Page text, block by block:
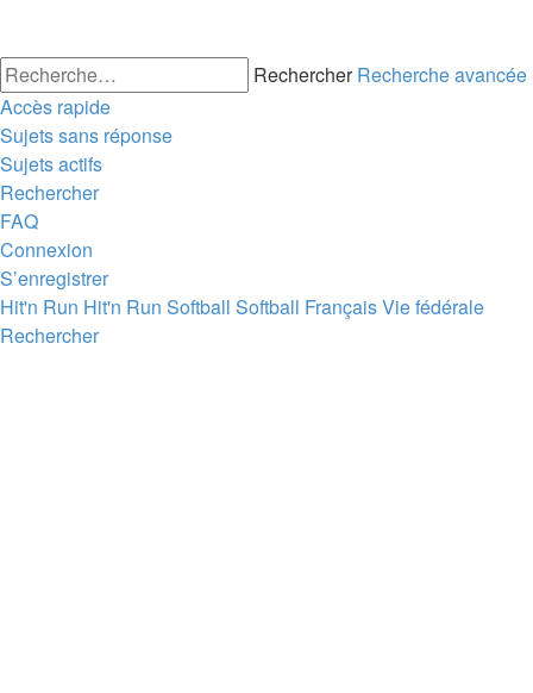
Rechercher Recherche avancée
Accès rapide
Sujets sans réponse
Sujets actifs
Rechercher
FAQ
Connexion
S’enregistrer
Hit'n Run Hit'n Run Softball Softball FrançaisVie fédérale
Rechercher